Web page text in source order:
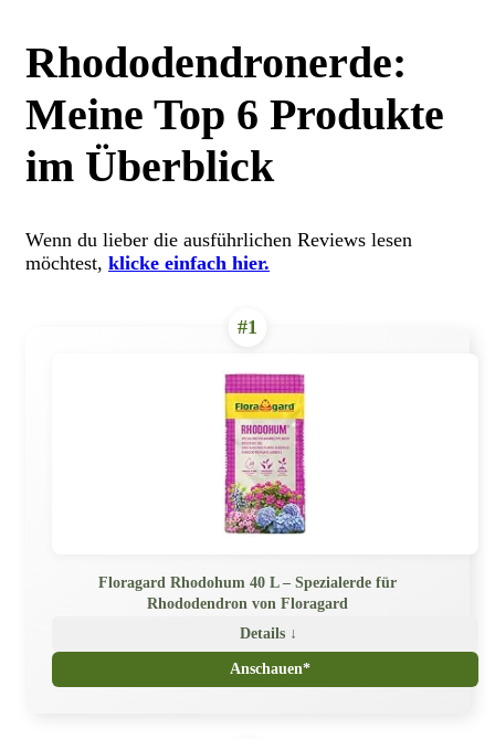
Rhododendronerde:
Meine Top 6 Produkte
im Überblick
Wenn du lieber die ausführlichen Reviews lesen
möchtest, klicke einfach hier.
#1
Floragard Rhodohum 40 L – Spezialerde für
Rhododendron von Floragard
Details ↓
Anschauen*